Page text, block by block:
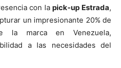
con lapick-up Estrada,
un impresionante 20% de
la marca en Venezuela,
a las necesidades del